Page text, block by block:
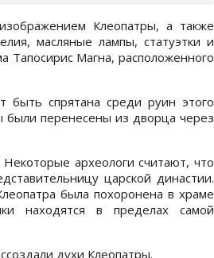
Клеопатры, а также
масляные лампы, статуэтки и
Тапосирис Магна, расположенного
быть спрятана среди руин этого
были перенесены из дворца через
археологи считают, что
царской династии.
была похоронена в храме
находятся в пределах самой
духи Клеопатры.